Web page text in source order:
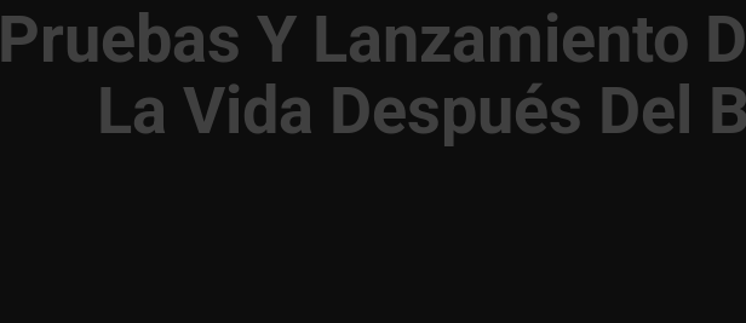
Pruebas Y Lanzamiento
La Vida Después Del